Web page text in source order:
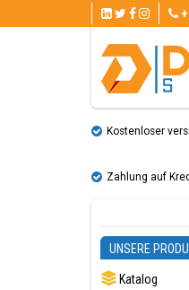
Kostenloser
Zahlung auf
UNSERE
Katalog